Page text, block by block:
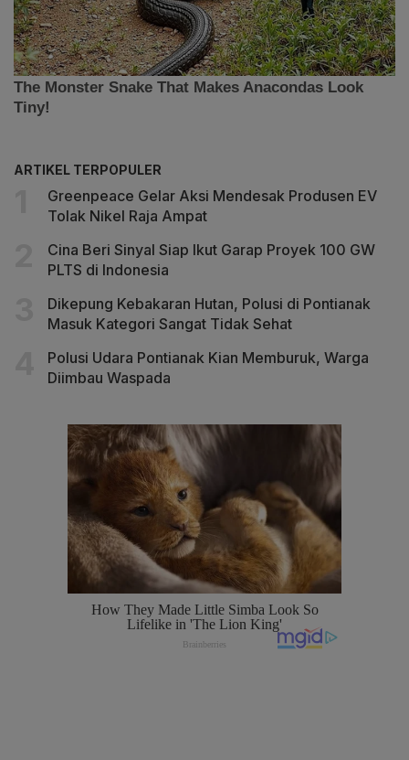
ARTIKEL TERPOPULER
Greenpeace Gelar Aksi Mendesak Produsen EV
Tolak Nikel Raja Ampat
Cina Beri Sinyal Siap Ikut Garap Proyek 100 GW
PLTS di Indonesia
Dikepung Kebakaran Hutan, Polusi di Pontianak
Masuk Kategori Sangat Tidak Sehat
Polusi Udara Pontianak Kian Memburuk, Warga
Diimbau Waspada